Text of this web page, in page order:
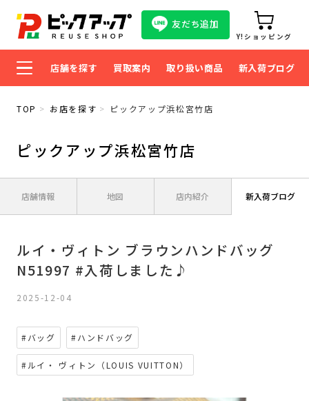
友だち追加
Y!ショッピング
店舗を探す 買取案内 取り扱い商品 新入荷ブログ
TOP お店を探す ピックアップ浜松宮竹店
ピックアップ浜松宮竹店
店舗情報 地図 店内紹介 新入荷ブログ
ルイ・ヴィトン ブラウンハンドバッグ
N51997 #入荷しました♪
2025-12-04
#バッグ #ハンドバッグ
#ルイ・ ヴィトン（LOUIS VUITTON）